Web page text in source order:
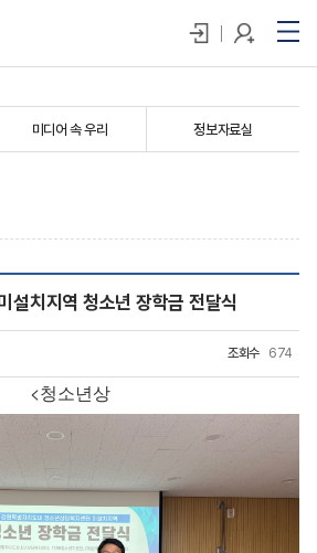
미디어 속 우리 정보자료실
설치지역 청소년 장학금 전달식
조회수 674
<청소년상